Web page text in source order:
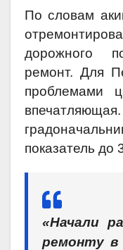
По словам
дорожного
ремонт. Для
проблемами
показатель до
«Начали
ремонту в